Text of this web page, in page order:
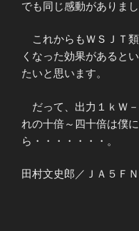
でも同じ感動がありまし
これからもＷＳＪＴ
くなった効果があると
たいと思います。
だって、出力１ｋＷ
れの十倍～四十倍は僕
ら・・・・・・・。
田村文史郎／ＪＡ５ＦＮ